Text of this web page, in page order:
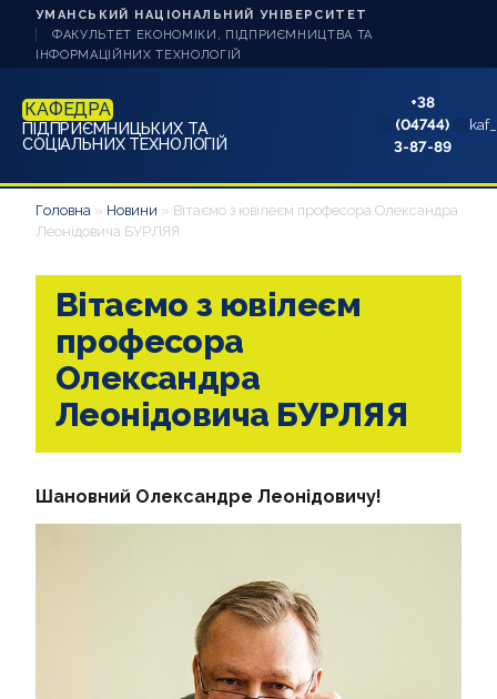
УМАНСЬКИЙ НАЦІОНАЛЬНИЙ УНІВЕРСИТЕТ
ФАКУЛЬТЕТ ЕКОНОМІКИ, ПІДПРИЄМНИЦТВА ТА
ІНФОРМАЦІЙНИХ ТЕХНОЛОГІЙ
КАФЕДРА
ПІДПРИЄМНИЦЬКИХ ТА
СОЦІАЛЬНИХ ТЕХНОЛОГІЙ
+38
(04744)
3-87-89
НОВИНИ
АБІТУРІЄНТУ
БАКАЛАВРУ D7
БАКАЛАВРУ 232
НАУКА ТА ІННОВАЦІЇ
СКРИНЬКА ДОВІРИ
Головна » Новини » Вітаємо з ювілеєм професора Олександра
Леонідовича БУРЛЯЯ
Вітаємо з ювілеєм
професора
Олександра
Леонідовича БУРЛЯЯ
Шановний Олександре Леонідовичу!